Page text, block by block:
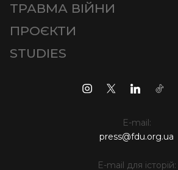
ТРАВМА ВІЙНИ
ПРОЄКТИ
STUDIES
E-mail:
press@fdu.org.ua
E-mail для історій: